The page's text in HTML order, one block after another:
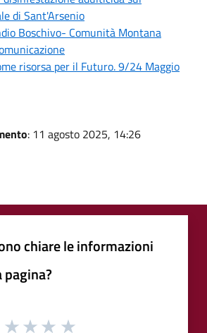
di Sant'Arsenio
Boschivo- Comunità Montana
risorsa per il Futuro. 9/24 Maggio
: 11 agosto 2025, 14:26
chiare le informazioni
pagina?